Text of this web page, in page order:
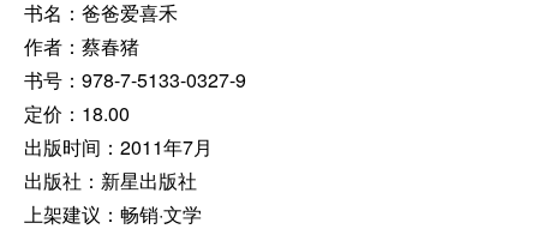
书名：爸爸爱喜禾
作者：蔡春猪
书号：978-7-5133-0327-9
定价：18.00
出版时间：2011年7月
出版社：新星出版社
上架建议：畅销·文学